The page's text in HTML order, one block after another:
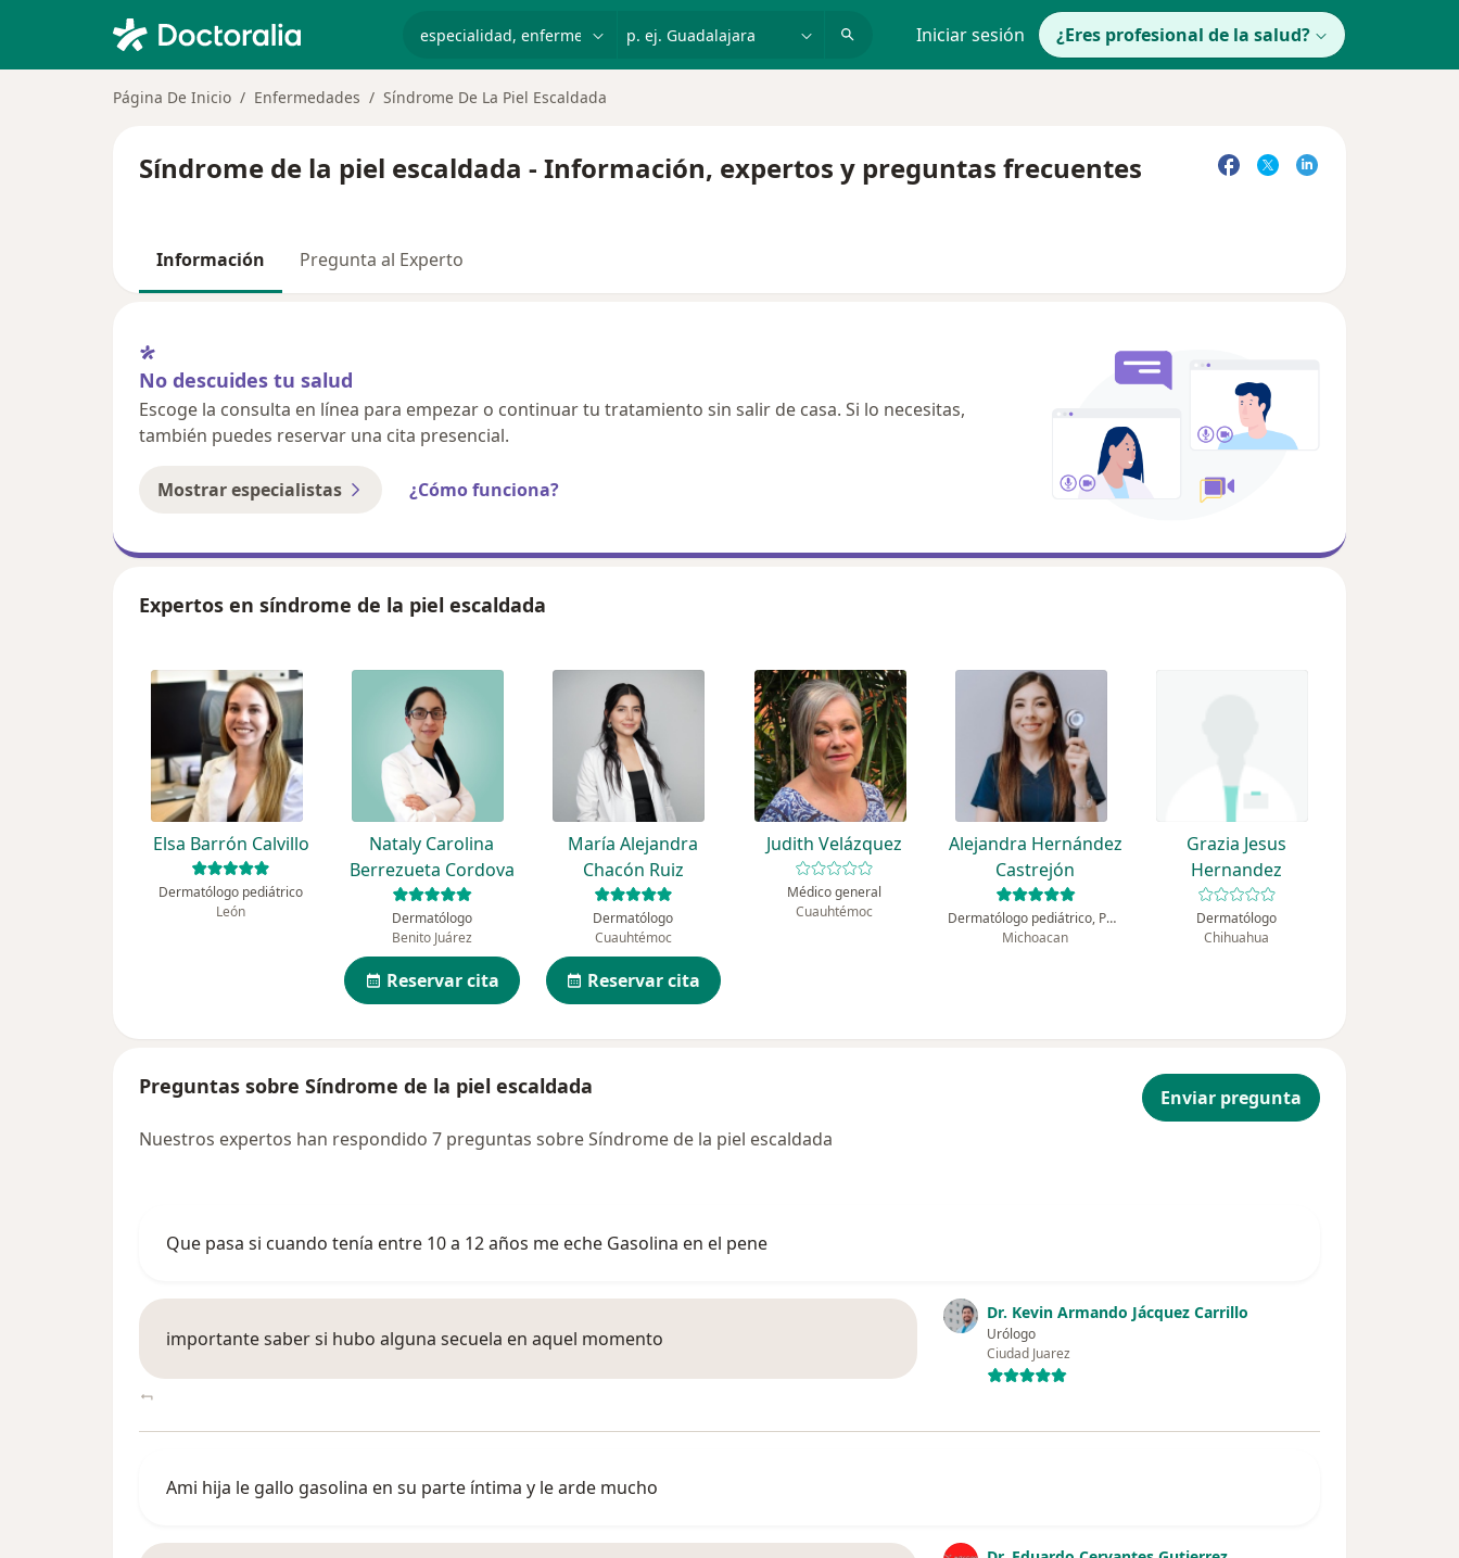
Iniciar sesión ¿Eres profesional de la salud?
Página De Inicio Enfermedades Síndrome De La Piel Escaldada
Síndrome de la piel escaldada - Información, expertos y preguntas frecuentes
Información Pregunta al Experto
No descuides tu salud
Escoge la consulta en línea para empezar o continuar tu tratamiento sin salir de casa. Si lo necesitas,
también puedes reservar una cita presencial.
Mostrar especialistas ¿Cómo funciona?
Expertos en síndrome de la piel escaldada
Elsa Barrón Calvillo
Dermatólogo pediátrico
León
Nataly Carolina
Berrezueta Cordova
Dermatólogo
Benito Juárez
Reservar cita
María Alejandra
Chacón Ruiz
Dermatólogo
Cuauhtémoc
Reservar cita
Judith Velázquez
Médico general
Cuauhtémoc
Alejandra Hernández
Castrejón
Dermatólogo pediátrico, Pediatra
Michoacan
Grazia Jesus
Hernandez
Dermatólogo
Chihuahua
Preguntas sobre Síndrome de la piel escaldada
Enviar pregunta
Nuestros expertos han respondido 7 preguntas sobre Síndrome de la piel escaldada
Que pasa si cuando tenía entre 10 a 12 años me eche Gasolina en el pene
Dr. Kevin Armando Jácquez Carrillo
Urólogo
Ciudad Juarez
importante saber si hubo alguna secuela en aquel momento
Ami hija le gallo gasolina en su parte íntima y le arde mucho